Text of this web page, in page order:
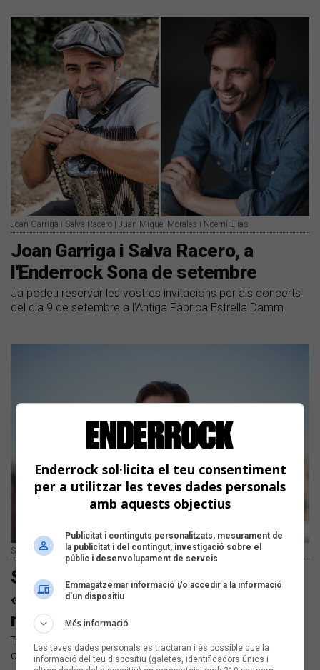
Joan Garriga i Salva Racero | Juan Miguel Morales i Noemí Elias
Joan Garriga i Salva Racero, a
l'Enderrock Sona de setembre
Ja podeu reservar les vostres invitacions per als concerts
del dia 9 de setembre a l'Antiga Fàbrica Estrella Damm
Salva Racero | Noemí Elías
Salva Racero passarà pel programa
«Sona9» d'iCat per presentar el seu
nou EP
També hi podrem sentir els primers grups que actuaran als
concerts de la fase preliminar del concurs Sona9
Enderrock sol·licita el teu consentiment
per a utilitzar les teves dades personals
amb aquests objectius
Publicitat i continguts personalitzats, mesurament de
la publicitat i del contingut, investigació sobre el
públic i desenvolupament de serveis
Emmagatzemar informació i/o accedir a la informació
d’un dispositiu
Més informació
Les teves dades personals es tractaran i és possible que la
informació del teu dispositiu (galetes, identificadors únics i